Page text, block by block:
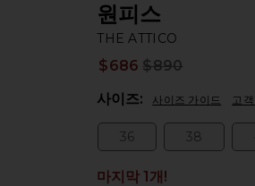
원피스
THE ATTICO
$686 $890
사이즈: 사이즈 가이드 고
36 38
마지막 1개!